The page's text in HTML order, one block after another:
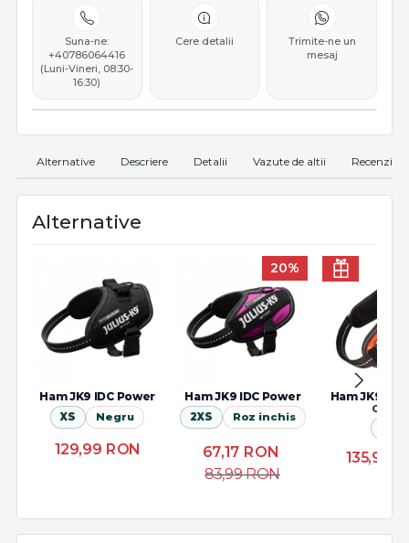
Suna-ne:
+40786064416
(Luni-Vineri, 08:30-
16:30)
Cere detalii
Trimite-ne un
mesaj
Alternative Descriere Detalii Vazute de altii Recenzii
Alternative
Ham JK9 IDC Power
XS Negru
129,99 RON
20%
Ham JK9 IDC Power
2XS Roz inchis
67,17 RON
83,99RON
Ham JK9
Crazy
135,99